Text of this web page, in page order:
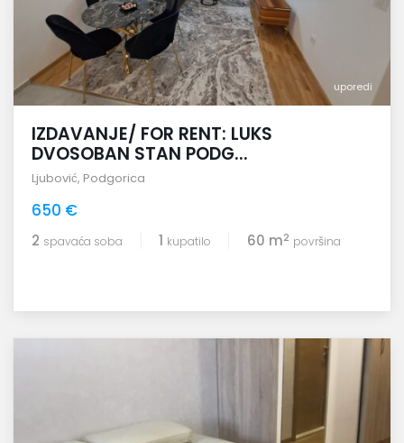
uporedi
IZDAVANJE/ FOR RENT: LUKS
DVOSOBAN STAN PODG...
Ljubović, Podgorica
650 €
2 spavaća soba 1 kupatilo 60 m2 površina